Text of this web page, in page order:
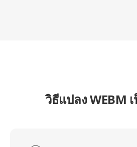
วิธีแปลง WEBM